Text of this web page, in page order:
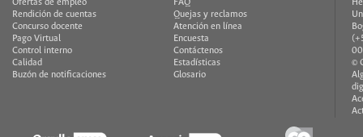
Ofertas de empleo
Rendición de cuentas
Concurso docente
Pago Virtual
Control interno
Calidad
Buzón de notificaciones
FAQ
Quejas y reclamos
Atención en línea
Encuesta
Contáctenos
Estadísticas
Glosario
©